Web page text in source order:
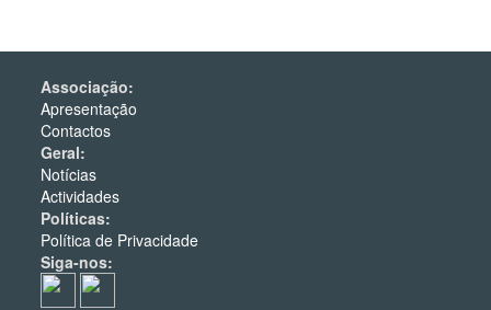
Associação:
Apresentação
Contactos
Geral:
Notícias
Actividades
Políticas:
Política de Privacidade
Siga-nos: